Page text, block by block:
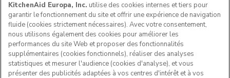
SUIVEZ-NOUS
KitchenAid Europa, Inc. utilise des cookies internes et tiers pour
garantir le fonctionnement du site et offrir une expérience de navigation
fluide (cookies strictement nécessaires). Avec votre consentement,
nous utilisons également des cookies pour améliorer les
performances du site Web et proposer des fonctionnalités
supplémentaires (cookies fonctionnels), réaliser des analyses
statistiques et mesurer l'audience (cookies d'analyse), et vous
présenter des publicités adaptées à vos centres d'intérêt et à vos